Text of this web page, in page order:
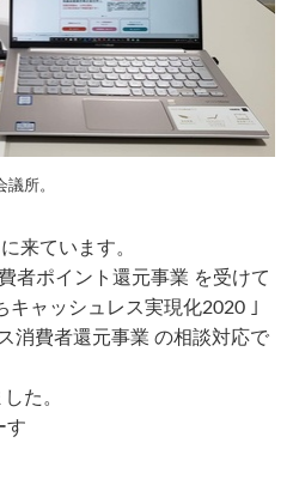
所。
来ています。
者ポイント還元事業 を受けて
ャッシュレス実現化2020 ｣
消費者還元事業 の相談対応で
た。
す